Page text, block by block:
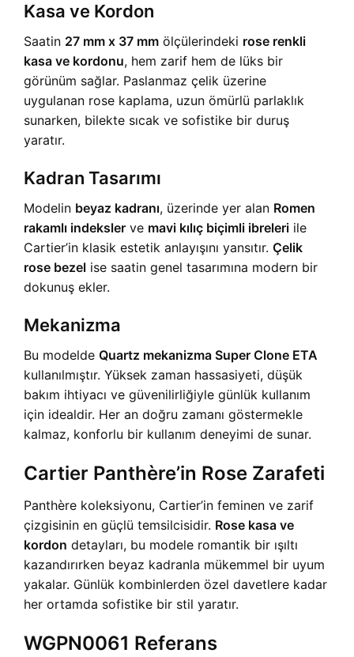
Kasa ve Kordon
Saatin 27 mm x 37 mm ölçülerindeki rose renkli
kasa ve kordonu, hem zarif hem de lüks bir
görünüm sağlar. Paslanmaz çelik üzerine
uygulanan rose kaplama, uzun ömürlü parlaklık
sunarken, bilekte sıcak ve sofistike bir duruş
yaratır.
Kadran Tasarımı
Modelin beyaz kadranı, üzerinde yer alan Romen
rakamlı indeksler ve mavi kılıç biçimli ibreleri ile
Cartier’in klasik estetik anlayışını yansıtır. Çelik
rose bezel ise saatin genel tasarımına modern bir
dokunuş ekler.
Mekanizma
Bu modelde Quartz mekanizma Super Clone ETA
kullanılmıştır. Yüksek zaman hassasiyeti, düşük
bakım ihtiyacı ve güvenilirliğiyle günlük kullanım
için idealdir. Her an doğru zamanı göstermekle
kalmaz, konforlu bir kullanım deneyimi de sunar.
Cartier Panthère’in Rose Zarafeti
Panthère koleksiyonu, Cartier’in feminen ve zarif
çizgisinin en güçlü temsilcisidir. Rose kasa ve
kordon detayları, bu modele romantik bir ışıltı
kazandırırken beyaz kadranla mükemmel bir uyum
yakalar. Günlük kombinlerden özel davetlere kadar
her ortamda sofistike bir stil yaratır.
WGPN0061 Referans